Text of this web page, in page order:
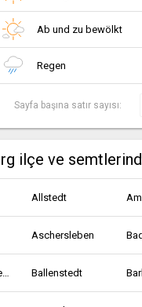
Ab und zu bewölkt
Regen
Sayfa başına satır sayısı:
ilçe ve
Allstedt
Aschersleben
Bad Schmiedeberg Ballenstedt